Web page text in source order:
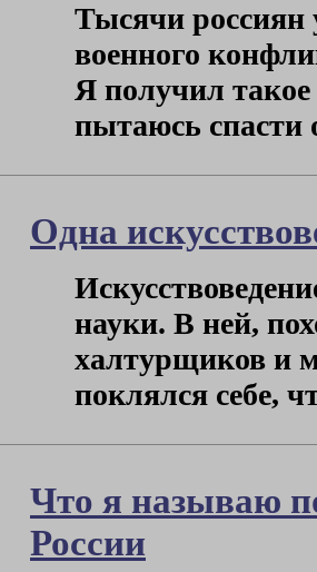
Тысячи россиян
военного
Я получил такое
пытаюсь спасти
Одна
науки. В ней,
халтурщиков и
поклялся себе,
Что я называю
России